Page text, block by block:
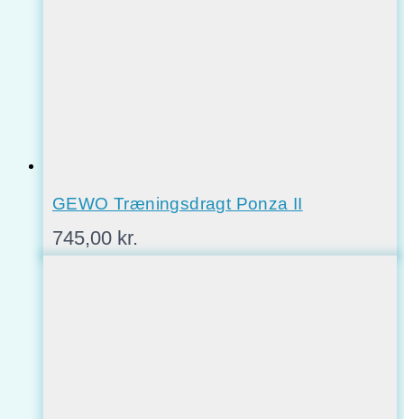
GEWO Træningsdragt Ponza II
745,00 kr.